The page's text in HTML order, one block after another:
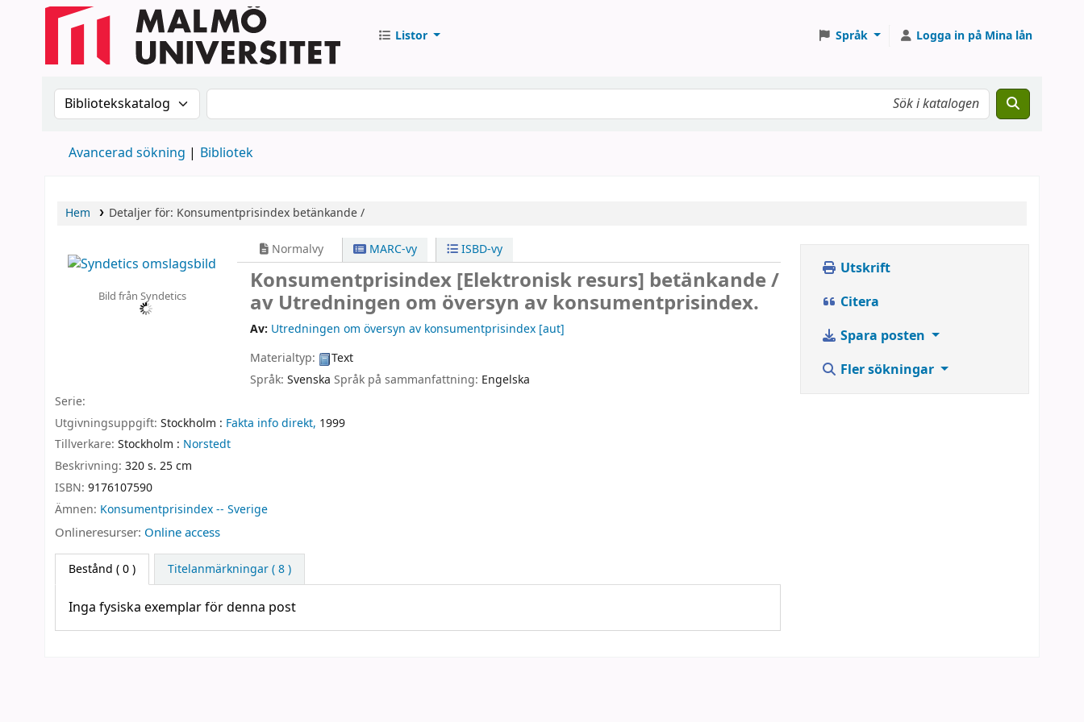
Listor Språk Logga in på Mina lån
Sök i katalogen efter:Sök i katalogen
Avancerad sökning Bibliotek
Hem Detaljer för: Konsumentprisindex betänkande /
Bild från Syndetics
Normalvy MARC-vy ISBD-vy
Konsumentprisindex[Elektronisk resurs] betänkande /
av Utredningen om översyn av konsumentprisindex.
Av: Utredningen om översyn av konsumentprisindex[aut]
Materialtyp:
Text
Språk:Svenska Språk på sammanfattning: Engelska
Serie:
Utgivningsuppgift: Stockholm : Fakta info direkt, 1999
Tillverkare: Stockholm : Norstedt
Beskrivning: 320 s. 25 cm
ISBN: 9176107590
Ämnen: Konsumentprisindex -- Sverige
Onlineresurser: Online access
Bestånd ( 0 ) Titelanmärkningar ( 8 )
Inga fysiska exemplar för denna post
Utskrift
Citera
Spara posten
Fler sökningar